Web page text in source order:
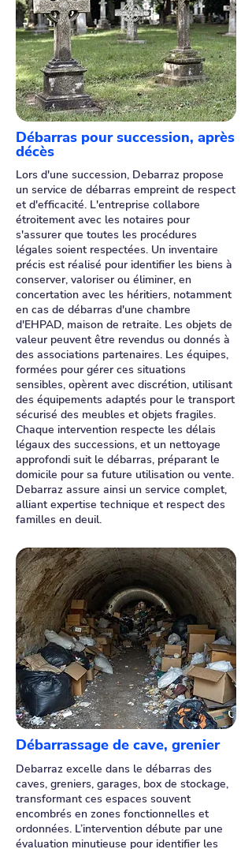
Débarras pour succession, après
décès
Lors d'une succession, Debarraz propose
un service de débarras empreint de respect
et d'efficacité. L'entreprise collabore
étroitement avec les notaires pour
s'assurer que toutes les procédures
légales soient respectées. Un inventaire
précis est réalisé pour identifier les biens à
conserver, valoriser ou éliminer, en
concertation avec les héritiers, notamment
en cas de débarras d'une chambre
d'EHPAD, maison de retraite. Les objets de
valeur peuvent être revendus ou donnés à
des associations partenaires. Les équipes,
formées pour gérer ces situations
sensibles, opèrent avec discrétion, utilisant
des équipements adaptés pour le transport
sécurisé des meubles et objets fragiles.
Chaque intervention respecte les délais
légaux des successions, et un nettoyage
approfondi suit le débarras, préparant le
domicile pour sa future utilisation ou vente.
Debarraz assure ainsi un service complet,
alliant expertise technique et respect des
familles en deuil.
Débarrassage de cave, grenier
Debarraz excelle dans le débarras des
caves, greniers, garages, box de stockage,
transformant ces espaces souvent
encombrés en zones fonctionnelles et
ordonnées. L’intervention débute par une
évaluation minutieuse pour identifier les